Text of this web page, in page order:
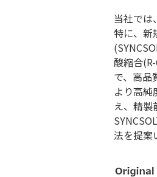
当社では
特に、新
酸縮合
で、高品
より高純
え、精製
法を提案